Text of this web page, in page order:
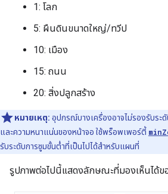
1: โลก
5: ผืนดินขนาดใหญ่/ทวีป
10: เมือง
15: ถนน
20: สิ่งปลูกสร้าง
หมายเหตุ: อุปกรณ์บางเครื่องอาจไม่รองรับระ
และความหนาแน่นของหน้าจอ ใช้พร็อพเพอร์ตี้
รับระดับการซูมขั้นต่ำที่เป็นไปได้สำหรับแผนที่
รูปภาพต่อไปนี้แสดงลักษณะที่มองเห็นได้ข